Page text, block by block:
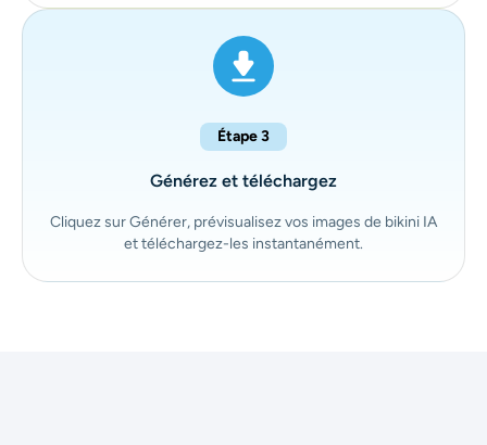
Étape 3
Générez et téléchargez
Cliquez sur Générer, prévisualisez vos images de bikini IA
et téléchargez-les instantanément.